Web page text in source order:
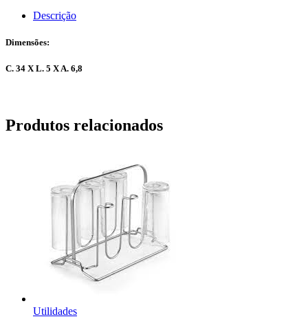
Descrição
Dimensões:
C. 34 X L. 5 X A. 6,8
Produtos relacionados
Utilidades